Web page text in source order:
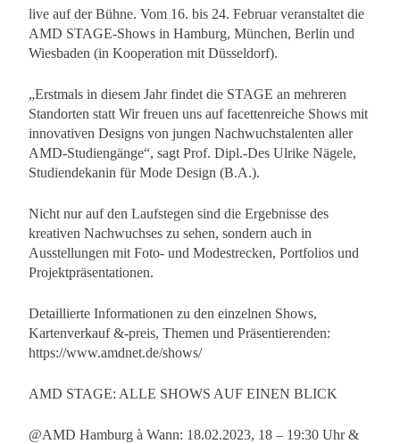
live auf der Bühne. Vom 16. bis 24. Februar veranstaltet die
AMD STAGE-Shows in Hamburg, München, Berlin und
Wiesbaden (in Kooperation mit Düsseldorf).
„Erstmals in diesem Jahr findet die STAGE an mehreren
Standorten statt Wir freuen uns auf facettenreiche Shows mit
innovativen Designs von jungen Nachwuchstalenten aller
AMD-Studiengänge“, sagt Prof. Dipl.-Des Ulrike Nägele,
Studiendekanin für Mode Design (B.A.).
Nicht nur auf den Laufstegen sind die Ergebnisse des
kreativen Nachwuchses zu sehen, sondern auch in
Ausstellungen mit Foto- und Modestrecken, Portfolios und
Projektpräsentationen.
Detaillierte Informationen zu den einzelnen Shows,
Kartenverkauf &-preis, Themen und Präsentierenden:
https://www.amdnet.de/shows/
AMD STAGE: ALLE SHOWS AUF EINEN BLICK
@AMD Hamburg à Wann: 18.02.2023, 18 – 19:30 Uhr &